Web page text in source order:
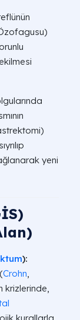
yeni
):
(Crohn,
krizlerinde,